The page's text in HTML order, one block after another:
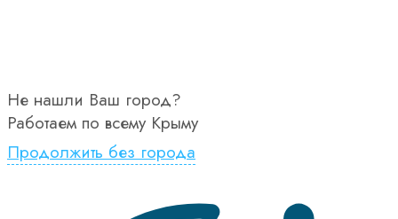
Не нашли Ваш город?
Работаем по всему Крыму
Продолжить без города